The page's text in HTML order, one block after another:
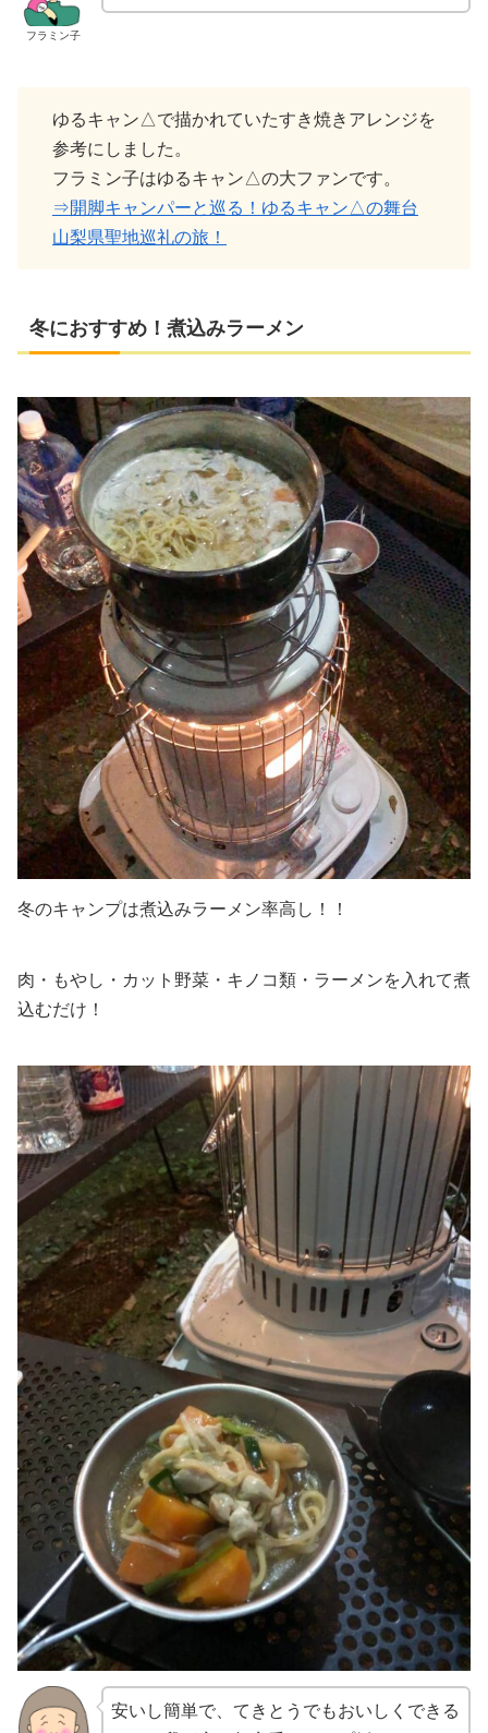
フラミン子
ゆるキャン△で描かれていたすき焼きアレンジを
参考にしました。
フラミン子はゆるキャン△の大ファンです。
⇒開脚キャンパーと巡る！ゆるキャン△の舞台
山梨県聖地巡礼の旅！
冬におすすめ！煮込みラーメン
冬のキャンプは煮込みラーメン率高し！！
肉・もやし・カット野菜・キノコ類・ラーメンを入れて煮
込むだけ！
安いし簡単で、てきとうでもおいしくできる